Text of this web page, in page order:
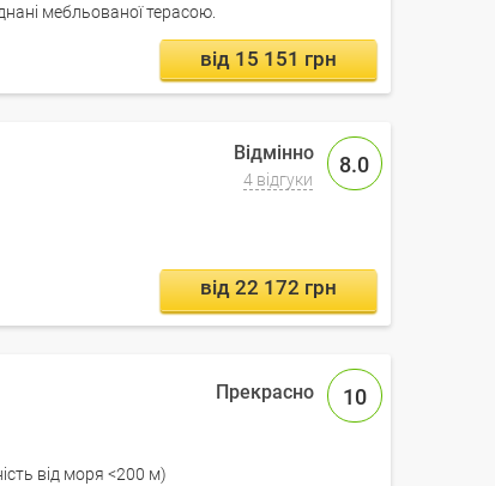
мебльованої терасою.
від 15 151 грн
8.0
4 відгуки
від 22 172 грн
10
від моря <200 м)